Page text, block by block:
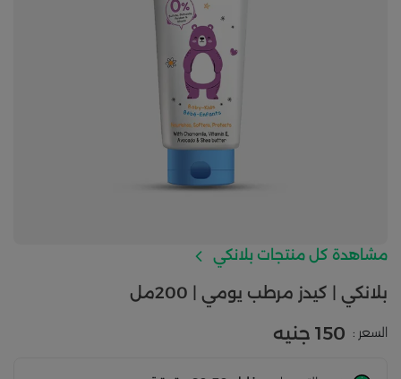
مشاهدة كل منتجات بلانكي
بلانكي | كيدز مرطب يومي | 200مل
السعر : 150 جنيه